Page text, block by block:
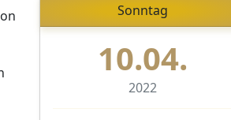
Sonntag
10.04.
2022